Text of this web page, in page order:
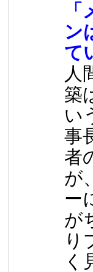
ン
て
人
築
い
事
者
が
ー
が
り
く